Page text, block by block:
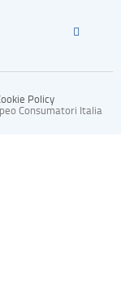
Consumatori Italia
Policy